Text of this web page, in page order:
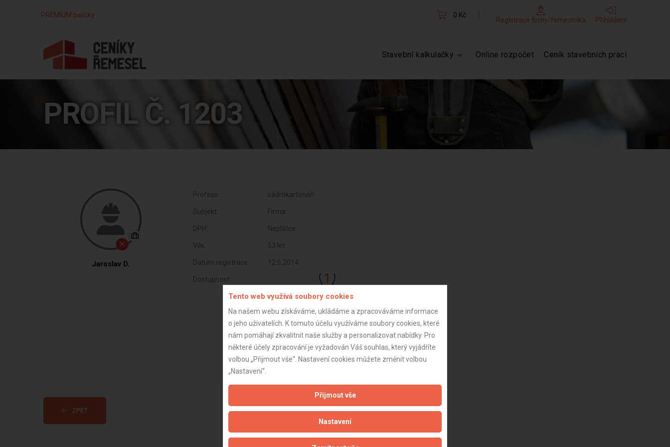
PREMIUM balíčky 0 Kč
Registrace firmy/řemeslníka Přihlášení
Stavební kalkulačky Online rozpočet Ceník stavebních prací
PROFIL Č. 1203
Jaroslav D.
Profese: sádrokartonáři
Subjekt: Firma
DPH: Neplátce
Věk: 53 let
Datum registrace: 12.5.2014
Dostupnost:
ZPĚT Aktualizováno z portálu ARES dne 02.01.2024 16:30:09
Tento web využívá soubory cookies
Na našem webu získáváme, ukládáme a zpracováváme informace
o jeho uživatelích. K tomuto účelu využíváme soubory cookies, které
nám pomáhají zkvalitnit naše služby a personalizovat nabídky. Pro
některé účely zpracování je vyžadován Váš souhlas, který vyjádříte
volbou „Přijmout vše“. Nastavení cookies můžete změnit volbou
„Nastavení“.
Přijmout vše
Nastavení